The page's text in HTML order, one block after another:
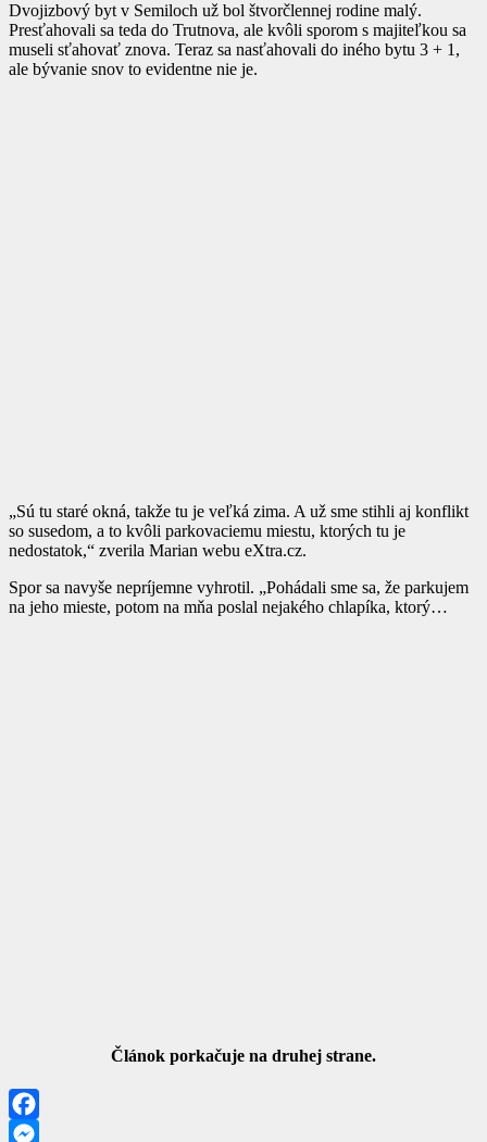
Dvojizbový byt v Semiloch už bol štvorčlennej rodine malý.
Presťahovali sa teda do Trutnova, ale kvôli sporom s majiteľkou sa
museli sťahovať znova. Teraz sa nasťahovali do iného bytu 3 + 1,
ale bývanie snov to evidentne nie je.
„Sú tu staré okná, takže tu je veľká zima. A už sme stihli aj konflikt
so susedom, a to kvôli parkovaciemu miestu, ktorých tu je
nedostatok,“ zverila Marian webu eXtra.cz.
Spor sa navyše nepríjemne vyhrotil. „Pohádali sme sa, že parkujem
na jeho mieste, potom na mňa poslal nejakého chlapíka, ktorý…
Článok porkačuje na druhej strane.
Facebook